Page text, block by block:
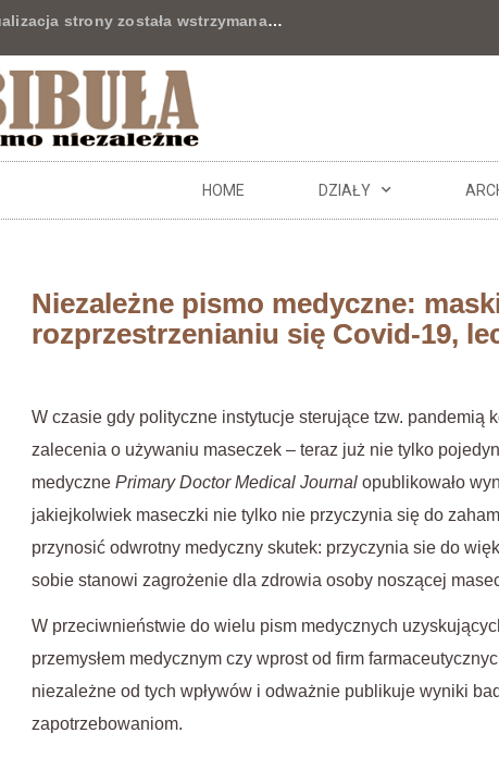
strony została wstrzymana…
HOME DZIAŁY
Niezależne pismo medyczne:
rozprzestrzenianiu się Covid-19,
W czasie gdy polityczne instytucje sterujące tzw. pandemią
zalecenia o używaniu maseczek – teraz już nie tylko
medyczne Primary Doctor Medical Journal opublikowało
jakiejkolwiek maseczki nie tylko nie przyczynia się do
przynosić odwrotny medyczny skutek: przyczynia sie do
sobie stanowi zagrożenie dla zdrowia osoby noszącej
W przeciwnieństwie do wielu pism medycznych
przemysłem medycznym czy wprost od firm
niezależne od tych wpływów i odważnie publikuje wyniki
zapotrzebowaniom.